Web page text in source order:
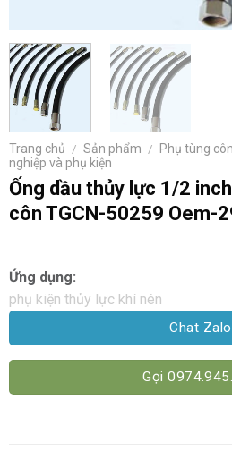
Trang chủ / Sản phẩm / Phụ tùng
nghiệp và phụ kiện
Ống dầu thủy lực 1/2
côn TGCN-50259 Oem-
Ứng dụng:
phụ kiện thủy lực khí nén
Chat Zalo
Gọi